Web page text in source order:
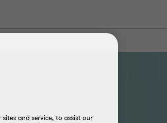
and service, to assist our